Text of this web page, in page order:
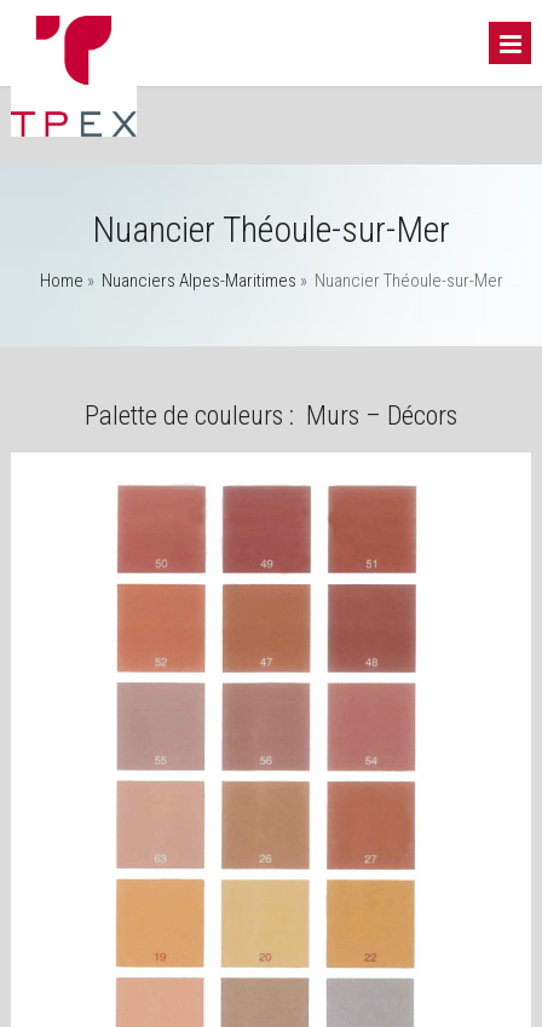
Nuancier Théoule-sur-Mer
Home » Nuanciers Alpes-Maritimes » Nuancier Théoule-sur-Mer
Palette de couleurs : Murs – Décors